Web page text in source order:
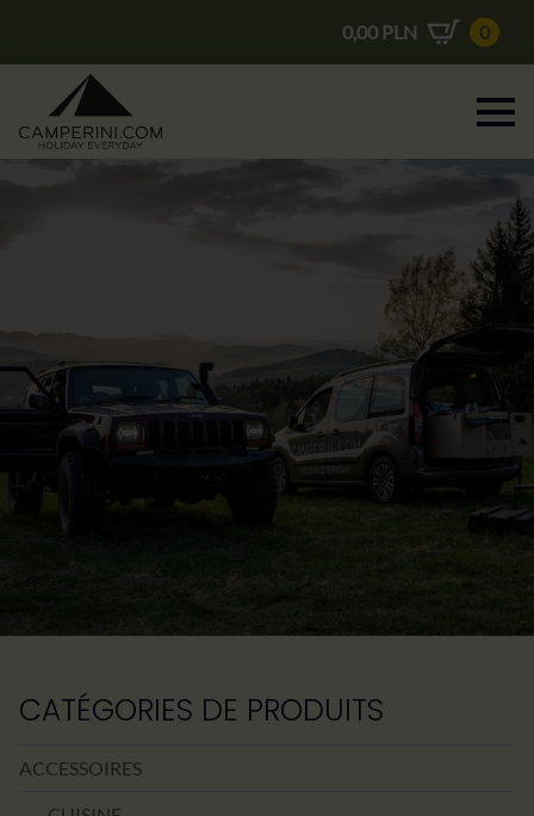
0,00 PLN 0
CATÉGORIES DE PRODUITS
ACCESSOIRES